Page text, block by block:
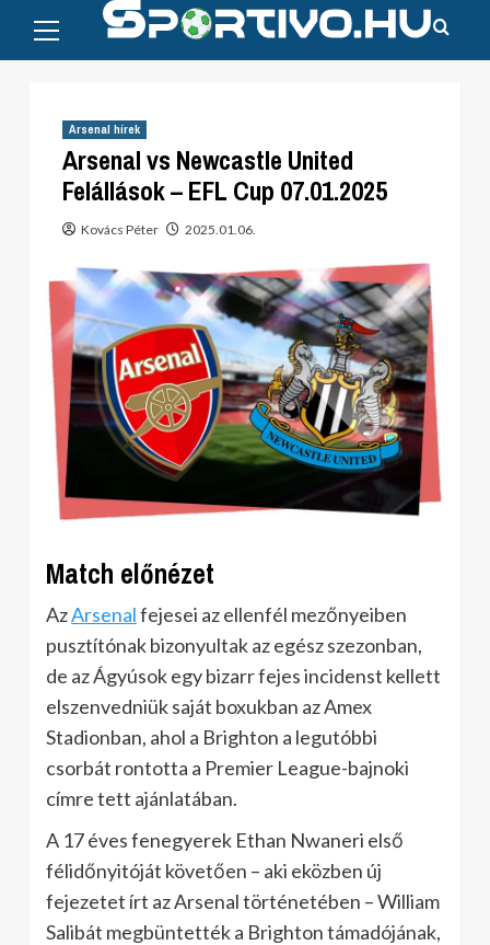
content
Menu
Arsenal hírek
Arsenal vs Newcastle United
Felállások – EFL Cup 07.01.2025
Kovács Péter 2025.01.06.
Match előnézet
AzArsenalfejesei az ellenfél mezőnyeiben
pusztítónak bizonyultak az egész szezonban,
de az Ágyúsok egy bizarr fejes incidenst kellett
elszenvedniük saját boxukban az Amex
Stadionban, ahol a Brighton a legutóbbi
csorbát rontotta a Premier League-bajnoki
címre tett ajánlatában.
A 17 éves fenegyerek Ethan Nwaneri első
félidőnyitóját követően – aki eközben új
fejezetet írt az Arsenal történetében – William
Salibát megbüntették a Brighton támadójának,